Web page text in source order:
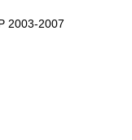
2003-2007